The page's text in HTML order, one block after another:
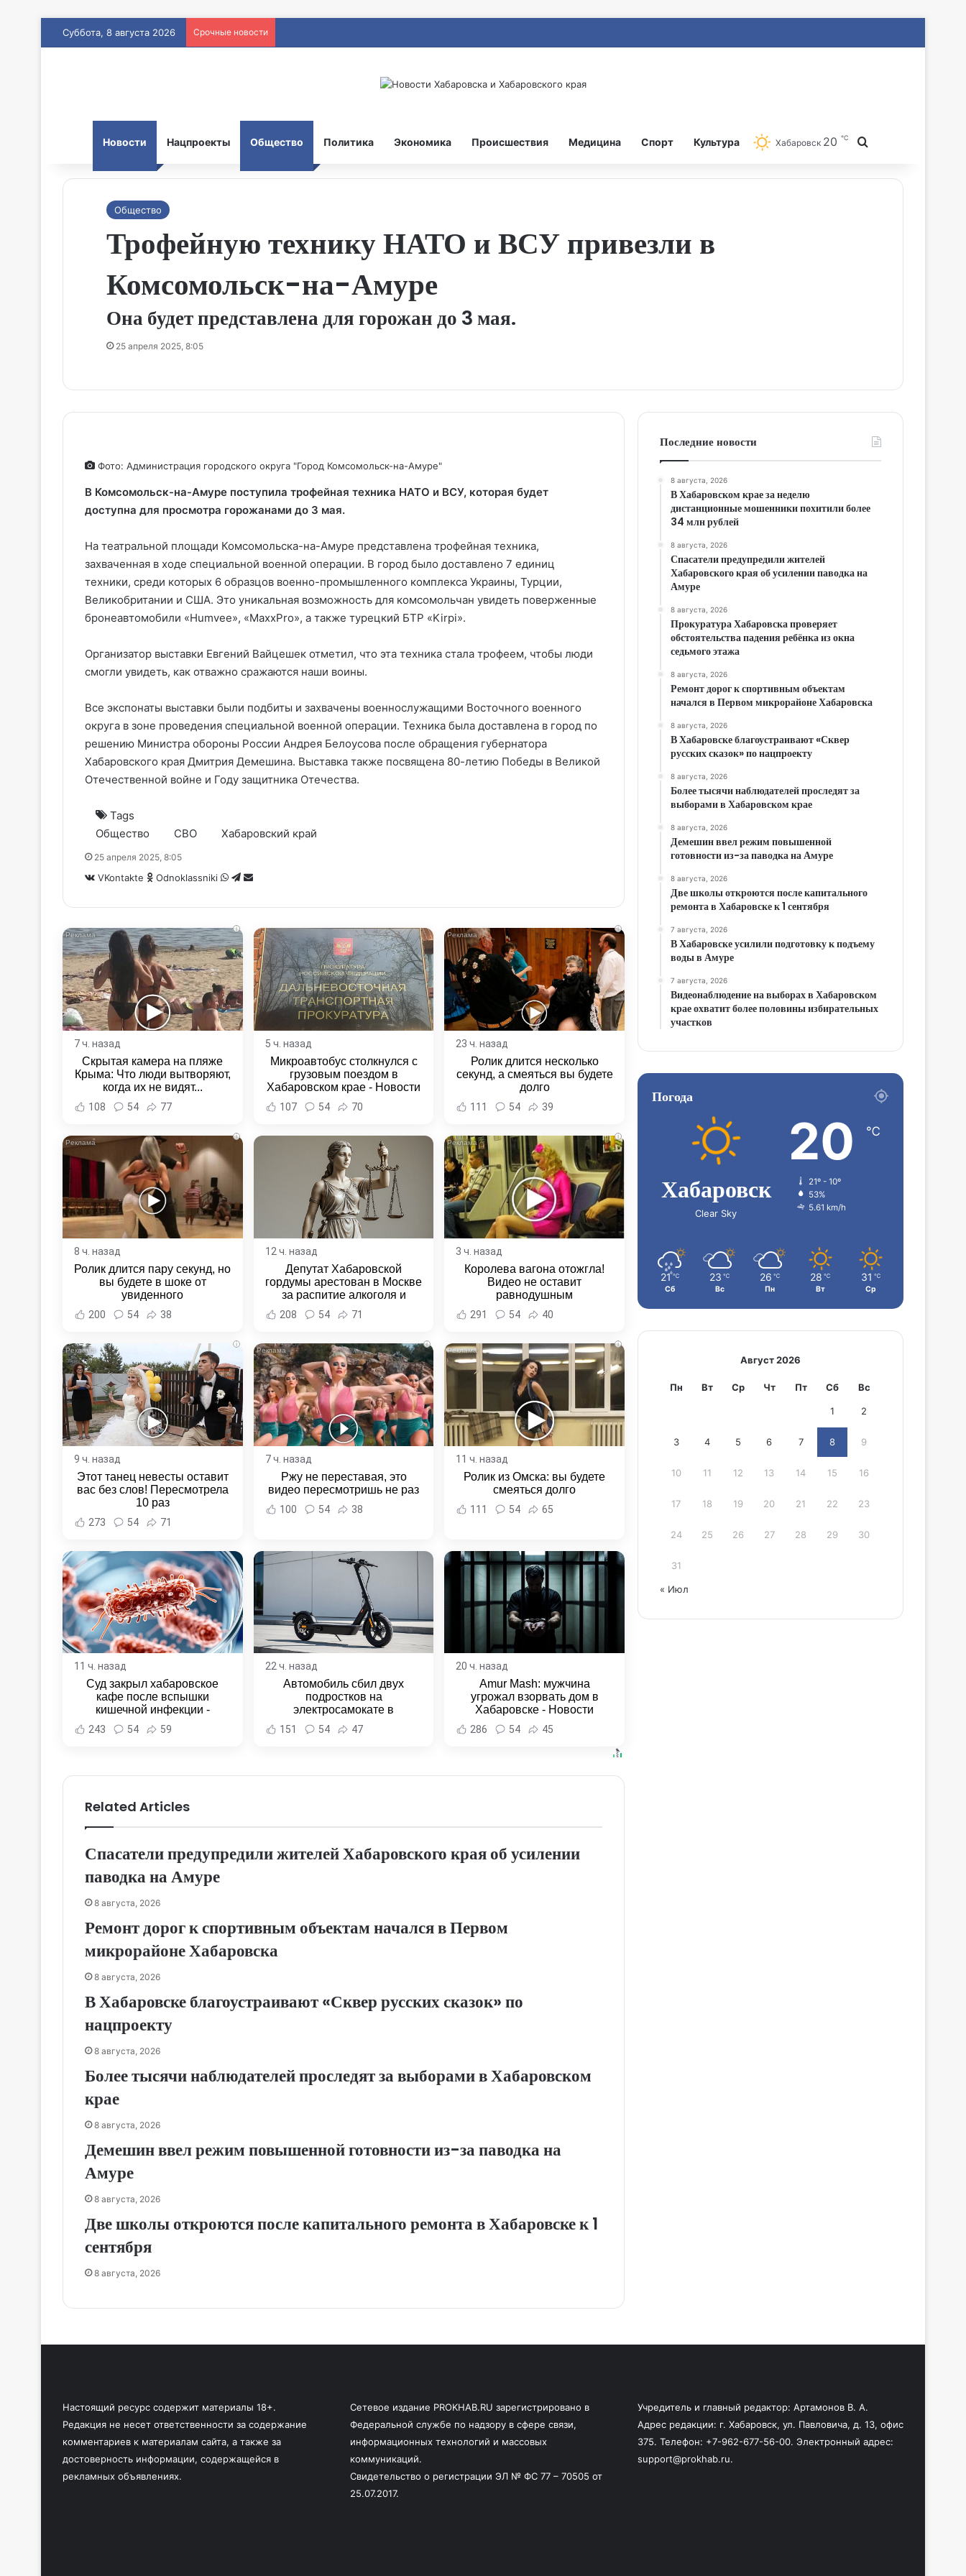
Суббота, 8 августа 2026 Срочные новости
Новости Нацпроекты Общество Политика Экономика Происшествия Медицина Спорт Культура Хабаровск 20 ℃
Общество
Трофейную технику НАТО и ВСУ привезли в
Комсомольск-на-Амуре
Она будет представлена для горожан до 3 мая.
25 апреля 2025, 8:05
Фото: Администрация городского округа "Город Комсомольск-на-Амуре"
В Комсомольск-на-Амуре поступила трофейная техника НАТО и ВСУ, которая будет
доступна для просмотра горожанами до 3 мая.
На театральной площади Комсомольска-на-Амуре представлена трофейная техника,
захваченная в ходе специальной военной операции. В город было доставлено 7 единиц
техники, среди которых 6 образцов военно-промышленного комплекса Украины, Турции,
Великобритании и США. Это уникальная возможность для комсомольчан увидеть поверженные
бронеавтомобили «Humvee», «MaxxPro», а также турецкий БТР «Kirpi».
Организатор выставки Евгений Вайцешек отметил, что эта техника стала трофеем, чтобы люди
смогли увидеть, как отважно сражаются наши воины.
Все экспонаты выставки были подбиты и захвачены военнослужащими Восточного военного
округа в зоне проведения специальной военной операции. Техника была доставлена в город по
решению Министра обороны России Андрея Белоусова после обращения губернатора
Хабаровского края Дмитрия Демешина. Выставка также посвящена 80-летию Победы в Великой
Отечественной войне и Году защитника Отечества.
Tags
Общество
СВО Хабаровский край
25 апреля 2025, 8:05
VKontakte Odnoklassniki WhatsApp
Telegram
Share
Email
i
7 ч. назад
Скрытая камера на пляже
Крыма: Что люди вытворяют,
когда их не видят...
108 54 77
5 ч. назад
Микроавтобус столкнулся с
грузовым поездом в
Хабаровском крае - Новости
Хабаровска и Хабаровского
края
107 54 70
i
23 ч. назад
Ролик длится несколько
секунд, а смеяться вы будете
долго
111 54 39
i
8 ч. назад
Ролик длится пару секунд, но
вы будете в шоке от
увиденного
200 54 38
12 ч. назад
Депутат Хабаровской
гордумы арестован в Москве
за распитие алкоголя и
неповиновение полиции -
Новости Хабаровска и
208 54 71
i
3 ч. назад
Королева вагона отожгла!
Видео не оставит
равнодушным
291 54 40
i
9 ч. назад
Этот танец невесты оставит
вас без слов! Пересмотрела
10 раз
273 54 71
i
7 ч. назад
Ржу не переставая, это
видео пересмотришь не раз
100 54 38
i
11 ч. назад
Ролик из Омска: вы будете
смеяться долго
111 54 65
11 ч. назад
Суд закрыл хабаровское
кафе после вспышки
кишечной инфекции -
Новости Хабаровска и
Хабаровского края
243 54 59
22 ч. назад
Автомобиль сбил двух
подростков на
электросамокате в
Комсомольске-на-Амуре -
Новости Хабаровска и
151 54 47
20 ч. назад
Amur Mash: мужчина
угрожал взорвать дом в
Хабаровске - Новости
Хабаровска и Хабаровского
края
286 54 45
Related Articles
Спасатели предупредили жителей Хабаровского края об усилении
паводка на Амуре
8 августа, 2026
Ремонт дорог к спортивным объектам начался в Первом
микрорайоне Хабаровска
8 августа, 2026
В Хабаровске благоустраивают «Сквер русских сказок» по
нацпроекту
8 августа, 2026
Более тысячи наблюдателей проследят за выборами в Хабаровском
крае
8 августа, 2026
Демешин ввел режим повышенной готовности из-за паводка на
Амуре
8 августа, 2026
Две школы откроются после капитального ремонта в Хабаровске к 1
сентября
8 августа, 2026
Последние новости
8 августа, 2026
В Хабаровском крае за неделю
дистанционные мошенники похитили более
34 млн рублей
8 августа, 2026
Спасатели предупредили жителей
Хабаровского края об усилении паводка на
Амуре
8 августа, 2026
Прокуратура Хабаровска проверяет
обстоятельства падения ребёнка из окна
седьмого этажа
8 августа, 2026
Ремонт дорог к спортивным объектам
начался в Первом микрорайоне Хабаровска
8 августа, 2026
В Хабаровске благоустраивают «Сквер
русских сказок» по нацпроекту
8 августа, 2026
Более тысячи наблюдателей проследят за
выборами в Хабаровском крае
8 августа, 2026
Демешин ввел режим повышенной
готовности из-за паводка на Амуре
8 августа, 2026
Две школы откроются после капитального
ремонта в Хабаровске к 1 сентября
7 августа, 2026
В Хабаровске усилили подготовку к подъему
воды в Амуре
7 августа, 2026
Видеонаблюдение на выборах в Хабаровском
крае охватит более половины избирательных
участков
Погода
Хабаровск
Clear Sky
20 ℃
21º - 10º
53%
5.61 km/h
21 ℃
Сб
23 ℃
Вс
26 ℃
Пн
28 ℃
Вт
31 ℃
Ср
Август 2026
Пн Вт Ср Чт Пт Сб Вс
1 2
3 4 5 6 7 8 9
10 11 12 13 14 15 16
17 18 19 20 21 22 23
24 25 26 27 28 29 30
31
« Июл
Настоящий ресурс содержит материалы 18+.
Редакция не несет ответственности за содержание
комментариев к материалам сайта, а также за
достоверность информации, содержащейся в
рекламных объявлениях.
Сетевое издание PROKHAB.RU зарегистрировано в
Федеральной службе по надзору в сфере связи,
информационных технологий и массовых
коммуникаций.
Свидетельство о регистрации ЭЛ № ФС 77 – 70505 от
25.07.2017.
Учредитель и главный редактор: Артамонов В. А.
Адрес редакции: г. Хабаровск, ул. Павловича, д. 13, офис
375. Телефон: +7-962-677-56-00. Электронный адрес:
support@prokhab.ru.